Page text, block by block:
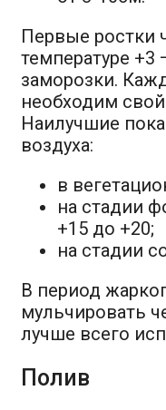
Первые ростки
температуре
заморозки.
необходим
Наилучшие
воздуха:
в
на стадии
+15 до +20;
на стадии
В период
мульчировать
лучше всего
Полив